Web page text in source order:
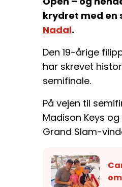
krydret med en
Nadal.
Den 19-årige
har skrevet
semifinale.
På vejen til
Madison Keys
Grand Slam-